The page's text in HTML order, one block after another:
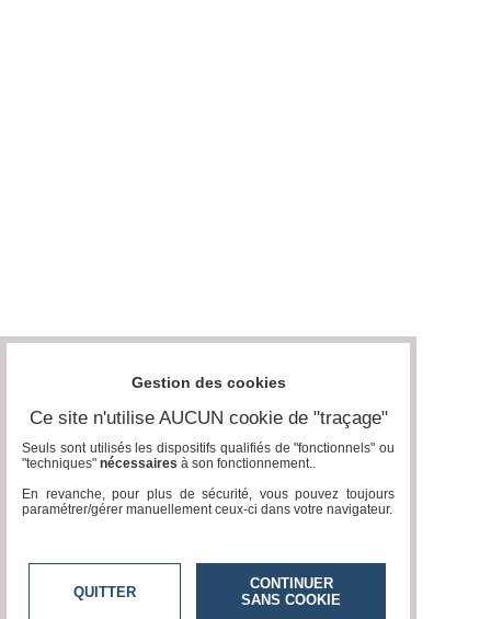
Gestion des cookies
Ce site n'utilise AUCUN cookie de "traçage"
Seuls sont utilisés les dispositifs qualifiés de "fonctionnels" ou
"techniques" nécessaires à son fonctionnement..
En revanche, pour plus de sécurité, vous pouvez toujours
paramétrer/gérer manuellement ceux-ci dans votre navigateur.
QUITTER
CONTINUER
SANS COOKIE